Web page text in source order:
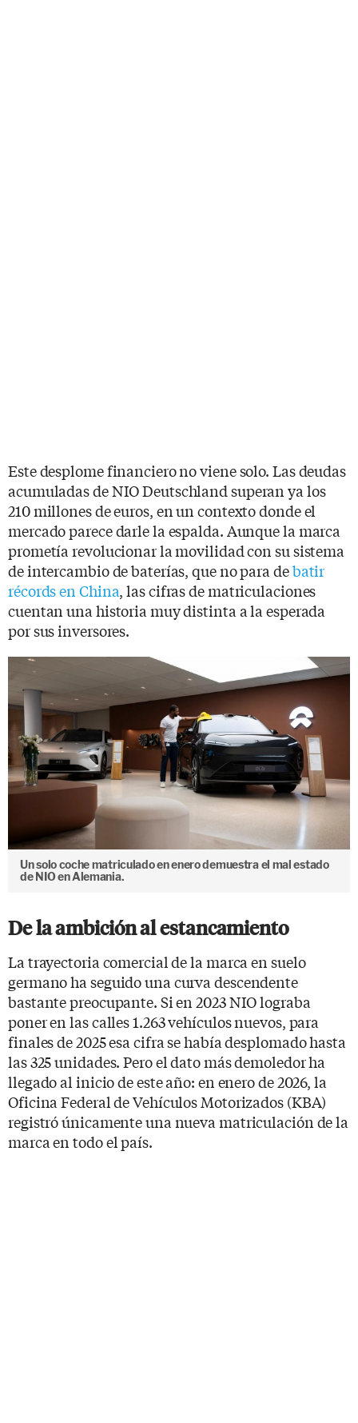
Este desplome financiero no viene solo. Las deudas
acumuladas de NIO Deutschland superan ya los
210 millones de euros, en un contexto donde el
mercado parece darle la espalda. Aunque la marca
prometía revolucionar la movilidad con su sistema
de intercambio de baterías, que no para debatir
récords en China, las cifras de matriculaciones
cuentan una historia muy distinta a la esperada
por sus inversores.
Un solo coche matriculado en enero demuestra el mal estado
de NIO en Alemania.
De la ambición al estancamiento
La trayectoria comercial de la marca en suelo
germano ha seguido una curva descendente
bastante preocupante. Si en 2023 NIO lograba
poner en las calles 1.263 vehículos nuevos, para
finales de 2025 esa cifra se había desplomado hasta
las 325 unidades. Pero el dato más demoledor ha
llegado al inicio de este año: en enero de 2026, la
Oficina Federal de Vehículos Motorizados (KBA)
registró únicamente una nueva matriculación de la
marca en todo el país.